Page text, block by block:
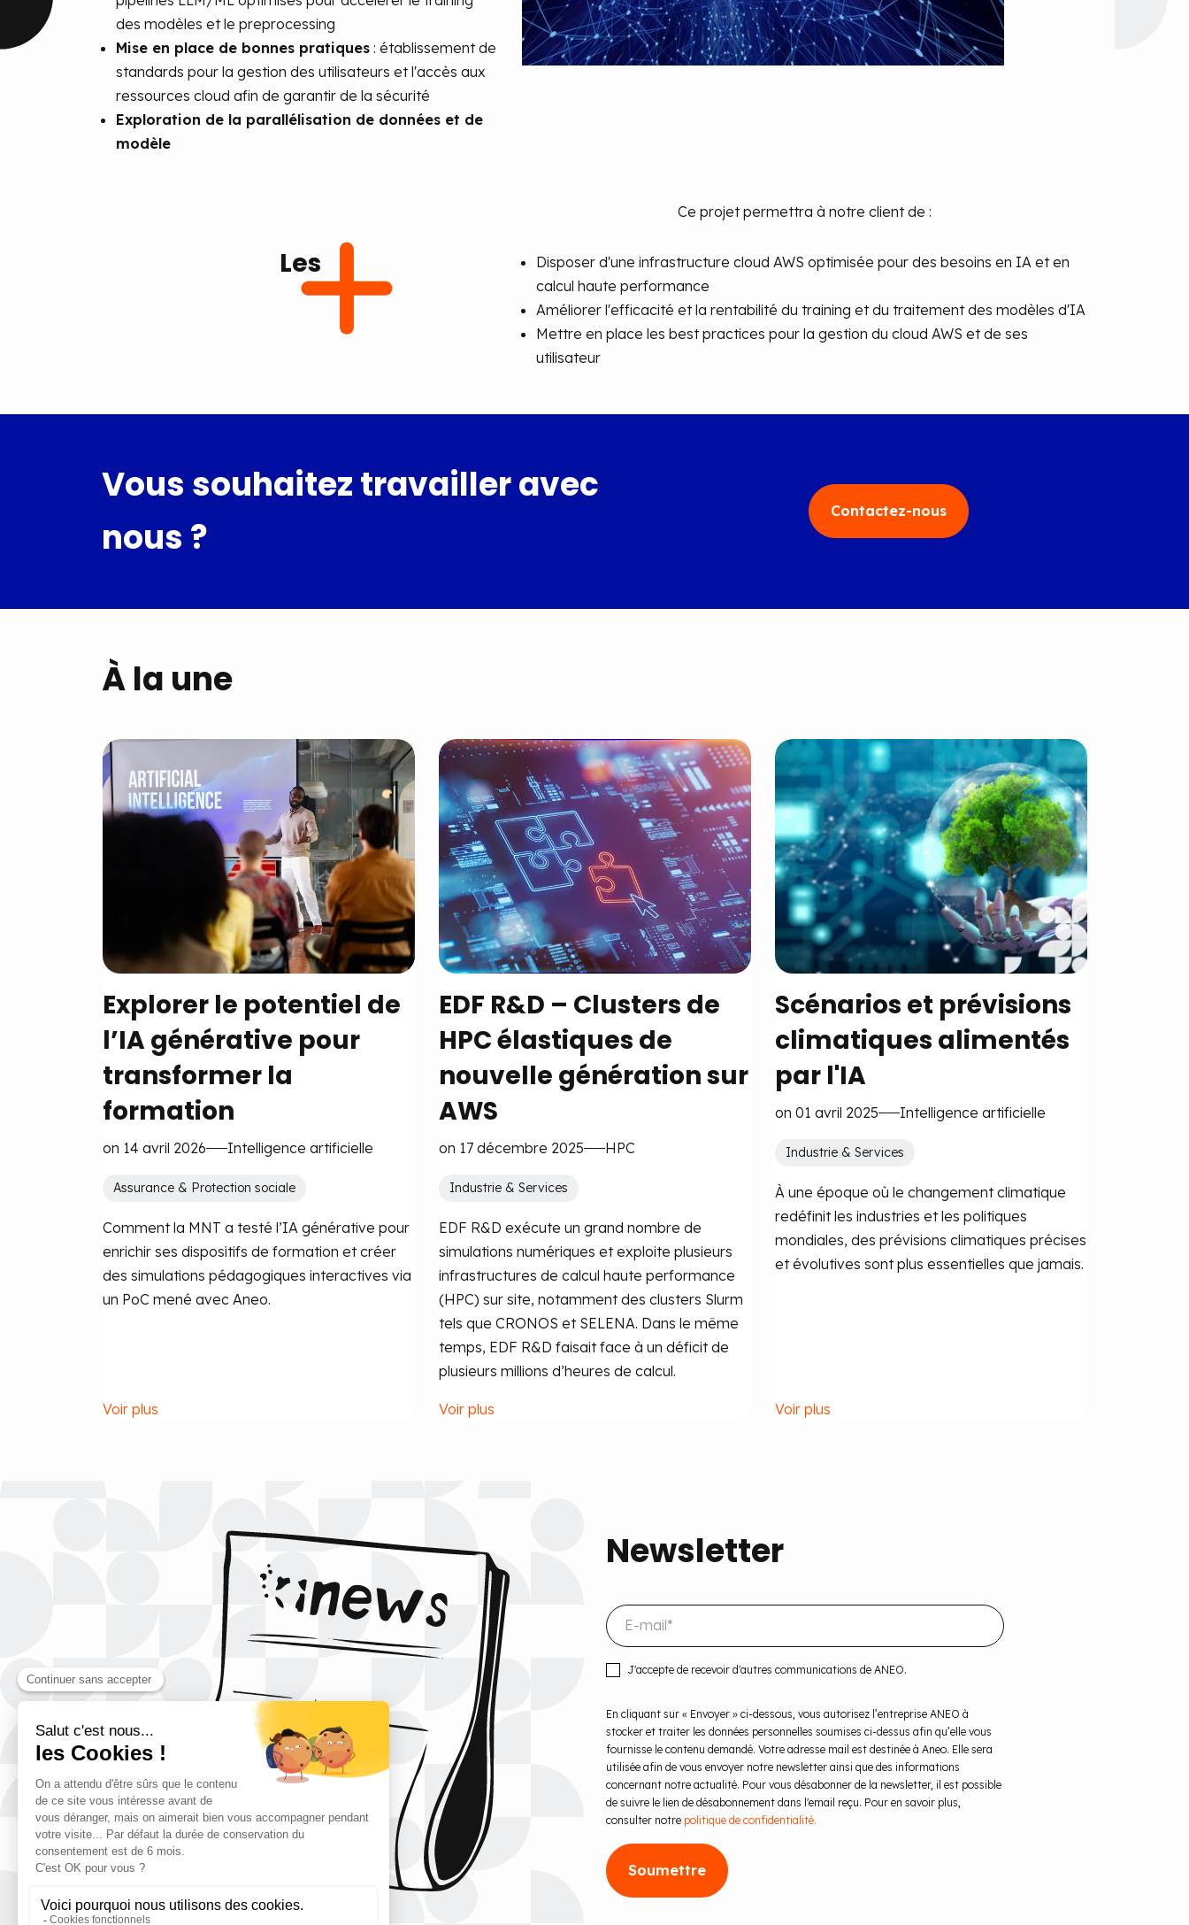
des modèles et le preprocessing
Mise en place de bonnes pratiques: établissement de
standards pour la gestion des utilisateurs et l'accès aux
ressources cloud afin de garantir de la sécurité
Exploration de la parallélisation de données et de
modèle
Les
Ce projet permettra à notre client de :
Disposer d'une infrastructure cloud AWS optimisée pour des besoins en IA et en
calcul haute performance
Améliorer l'efficacité et la rentabilité du training et du traitement des modèles d'IA
Mettre en place les best practices pour la gestion du cloud AWS et de ses
utilisateur
Vous souhaitez travailler avec
nous ?
Contactez-nous
À la une
Explorer le potentiel de
l’IA générative pour
transformer la
formation
on 14 avril 2026 Intelligence artificielle
Assurance & Protection sociale
Comment la MNT a testé l’IA générative pour
enrichir ses dispositifs de formation et créer
des simulations pédagogiques interactives via
un PoC mené avec Aneo.
Voir plus
EDF R&D – Clusters de
HPC élastiques de
nouvelle génération sur
AWS
on 17 décembre 2025 HPC
Industrie & Services
EDF R&D exécute un grand nombre de
simulations numériques et exploite plusieurs
infrastructures de calcul haute performance
(HPC) sur site, notamment des clusters Slurm
tels que CRONOS et SELENA. Dans le même
temps, EDF R&D faisait face à un déficit de
plusieurs millions d’heures de calcul.
Voir plus
Scénarios et prévisions
climatiques alimentés
par l'IA
on 01 avril 2025 Intelligence artificielle
Industrie & Services
À une époque où le changement climatique
redéfinit les industries et les politiques
mondiales, des prévisions climatiques précises
et évolutives sont plus essentielles que jamais.
Voir plus
Newsletter
J'accepte de recevoir d'autres communications de ANEO.
En cliquant sur « Envoyer » ci-dessous, vous autorisez l’entreprise ANEO à
stocker et traiter les données personnelles soumises ci-dessus afin qu’elle vous
fournisse le contenu demandé. Votre adresse mail est destinée à Aneo. Elle sera
utilisée afin de vous envoyer notre newsletter ainsi que des informations
concernant notre actualité. Pour vous désabonner de la newsletter, il est possible
de suivre le lien de désabonnement dans l'email reçu. Pour en savoir plus,
consulter notrepolitique de confidentialité.